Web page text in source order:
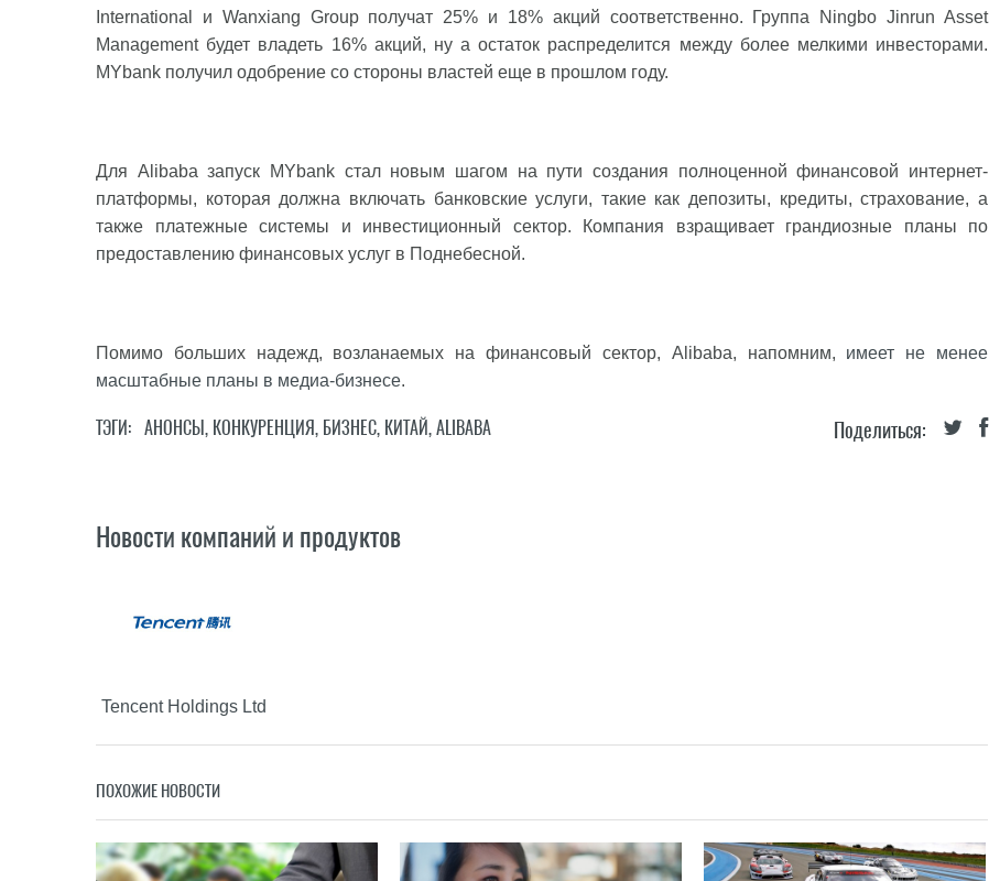
International и Wanxiang Group получат 25% и 18% акций соответственно. Группа Ningbo Jinrun Asset
Management будет владеть 16% акций, ну а остаток распределится между более мелкими инвесторами.
MYbank получил одобрение со стороны властей еще в прошлом году.
Для Alibaba запуск MYbank стал новым шагом на пути создания полноценной финансовой интернет-
платформы, которая должна включать банковские услуги, такие как депозиты, кредиты, страхование, а
также платежные системы и инвестиционный сектор. Компания взращивает грандиозные планы по
предоставлению финансовых услуг в Поднебесной.
Помимо больших надежд, возланаемых на финансовый сектор, Alibaba, напомним, имеет не менее
масштабные планы в медиа-бизнесе.
Поделиться:
ТЭГИ: АНОНСЫ, КОНКУРЕНЦИЯ, БИЗНЕС, КИТАЙ,ALIBABA
Новости компаний и продуктов
Tencent Holdings Ltd
ПОХОЖИЕ НОВОСТИ